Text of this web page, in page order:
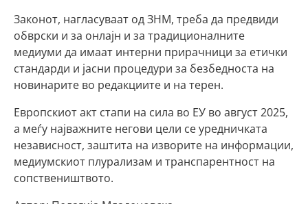
Законот, нагласуваат од ЗНМ, треба да предвиди
обврски и за онлајн и за традиционалните
медиуми да имаат интерни прирачници за етички
стандарди и јасни процедури за безбедноста на
новинарите во редакциите и на терен.
Европскиот акт стапи на сила во ЕУ во август 2025,
а меѓу најважните негови цели се уредничката
независност, заштита на изворите на информации,
медиумскиот плурализам и транспарентност на
сопствеништвото.